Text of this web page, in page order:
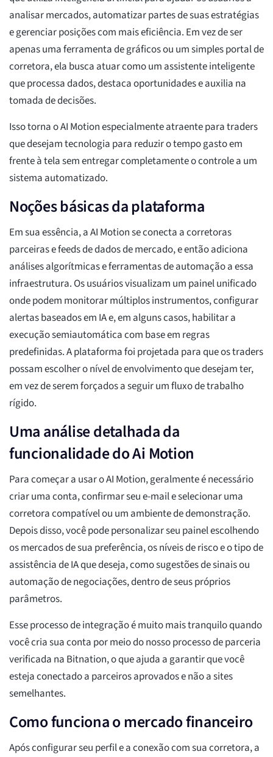
analisar mercados, automatizar partes de suas estratégias
e gerenciar posições com mais eficiência. Em vez de ser
apenas uma ferramenta de gráficos ou um simples portal de
corretora, ela busca atuar como um assistente inteligente
que processa dados, destaca oportunidades e auxilia na
tomada de decisões.
Isso torna o AI Motion especialmente atraente para traders
que desejam tecnologia para reduzir o tempo gasto em
frente à tela sem entregar completamente o controle a um
sistema automatizado.
Noções básicas da plataforma
Em sua essência, a AI Motion se conecta a corretoras
parceiras e feeds de dados de mercado, e então adiciona
análises algorítmicas e ferramentas de automação a essa
infraestrutura. Os usuários visualizam um painel unificado
onde podem monitorar múltiplos instrumentos, configurar
alertas baseados em IA e, em alguns casos, habilitar a
execução semiautomática com base em regras
predefinidas. A plataforma foi projetada para que os traders
possam escolher o nível de envolvimento que desejam ter,
em vez de serem forçados a seguir um fluxo de trabalho
rígido.
Uma análise detalhada da
funcionalidade do Ai Motion
Para começar a usar o AI Motion, geralmente é necessário
criar uma conta, confirmar seu e-mail e selecionar uma
corretora compatível ou um ambiente de demonstração.
Depois disso, você pode personalizar seu painel escolhendo
os mercados de sua preferência, os níveis de risco e o tipo de
assistência de IA que deseja, como sugestões de sinais ou
automação de negociações, dentro de seus próprios
parâmetros.
Esse processo de integração é muito mais tranquilo quando
você cria sua conta por meio do nosso processo de parceria
verificada na Bitnation, o que ajuda a garantir que você
esteja conectado a parceiros aprovados e não a sites
semelhantes.
Como funciona o mercado financeiro
Após configurar seu perfil e a conexão com sua corretora, a